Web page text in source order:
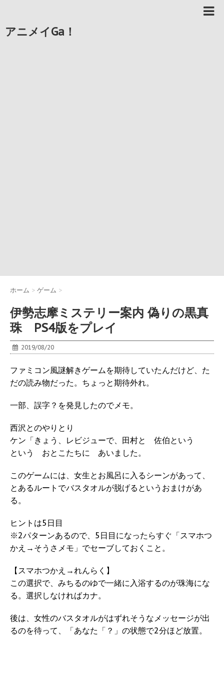
アニメイGa！
ホーム > ゲーム >
伊勢志摩ミステリー案内 偽りの黒真
珠 PS4版をプレイ
2019/08/20
ファミコン風謎解きゲームを期待していたんだけど、た
だの読み物だった。ちょっと期待外れ。
一部、誤字？を発見したのでメモ。
西沢とのやりとり
ケン「きょう、レビジューで、田村と 佐伯という
という おとこたちに あいました。
このゲームには、女生とお風呂に入るシーンがあって、
とあるルートでバスタオルが脱げるというおまけがあ
る。
ヒントは5日目
※2パターンあるので、5日目になったらすぐ「スマホつ
かえ→そうさメモ」でセーブしておくこと。
【スマホつかえ→れんらく】
この選択で、みちるのゆで一緒に入浴するのが珠海にな
る。選択しなければカナ。
後は、女性のバスタオルがはずれそうなメッセージが出
るのを待って、「あなた「？」の状態で2分ほど放置。